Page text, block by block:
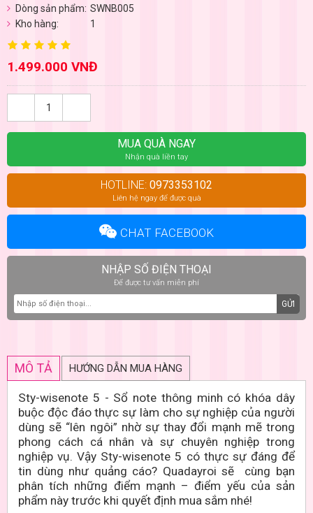
Dòng sản phẩm: SWNB005
Kho hàng:
1
1.499.000 VNĐ
MUA QUÀ NGAY
Nhận quà liền tay
HOTLINE: 0973353102
Liên hệ ngay để được quà
CHAT FACEBOOK
NHẬP SỐ ĐIỆN THOẠI
Để được tư vấn miễn phí
GỬI
MÔ TẢ HƯỚNG DẪN MUA HÀNG
Sty-wisenote 5 - Sổ note thông minh có khóa dây
buộc độc đáo thực sự làm cho sự nghiệp của người
dùng sẽ “lên ngôi” nhờ sự thay đổi mạnh mẽ trong
phong cách cá nhân và sự chuyên nghiệp trong
nghiệp vụ. Vậy Sty-wisenote 5 có thực sự đáng để
tin dùng như quảng cáo? Quadayroi sẽ cùng bạn
phân tích những điểm mạnh – điểm yếu của sản
phẩm này trước khi quyết định mua sắm nhé!